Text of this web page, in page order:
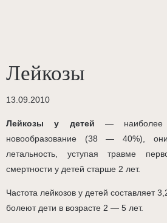
Лейкозы
13.09.2010
Лейкозы у детей — наиболее
новообразование (38 — 40%), они
летальность, уступая травме
смертности у детей старше 2 лет.
Частота лейкозов у детей
болеют дети в возрасте 2 — 5 лет.